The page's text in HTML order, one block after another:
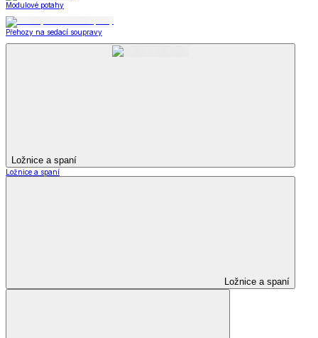
Modulové potahy
Přehozy na sedací soupravy
Ložnice a spaní
Ložnice a spaní
Ložnice a spaní